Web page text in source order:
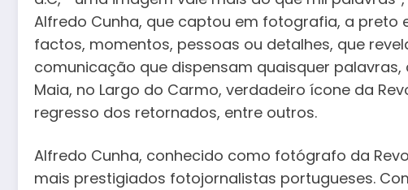
Alfredo Cunha, que captou em fotografia, a preto
factos, momentos, pessoas ou detalhes, que
comunicação que dispensam quaisquer
Maia, no Largo do Carmo, verdadeiro ícone da
regresso dos retornados, entre outros.
Alfredo Cunha, conhecido como fotógrafo da
mais prestigiados fotojornalistas portugueses.